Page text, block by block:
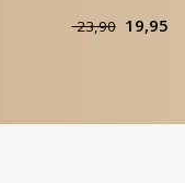
23,90 19,95